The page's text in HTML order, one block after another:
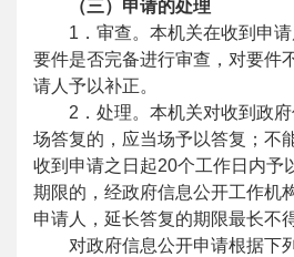
（三）申请的处理
1．审查。本机关在收到申
要件是否完备进行审查，对要件
请人予以补正。
2．处理。本机关对收到政
场答复的，应当场予以答复；不
收到申请之日起20个工作日内予
期限的，经政府信息公开工作机
申请人，延长答复的期限最长不
对政府信息公开申请根据下